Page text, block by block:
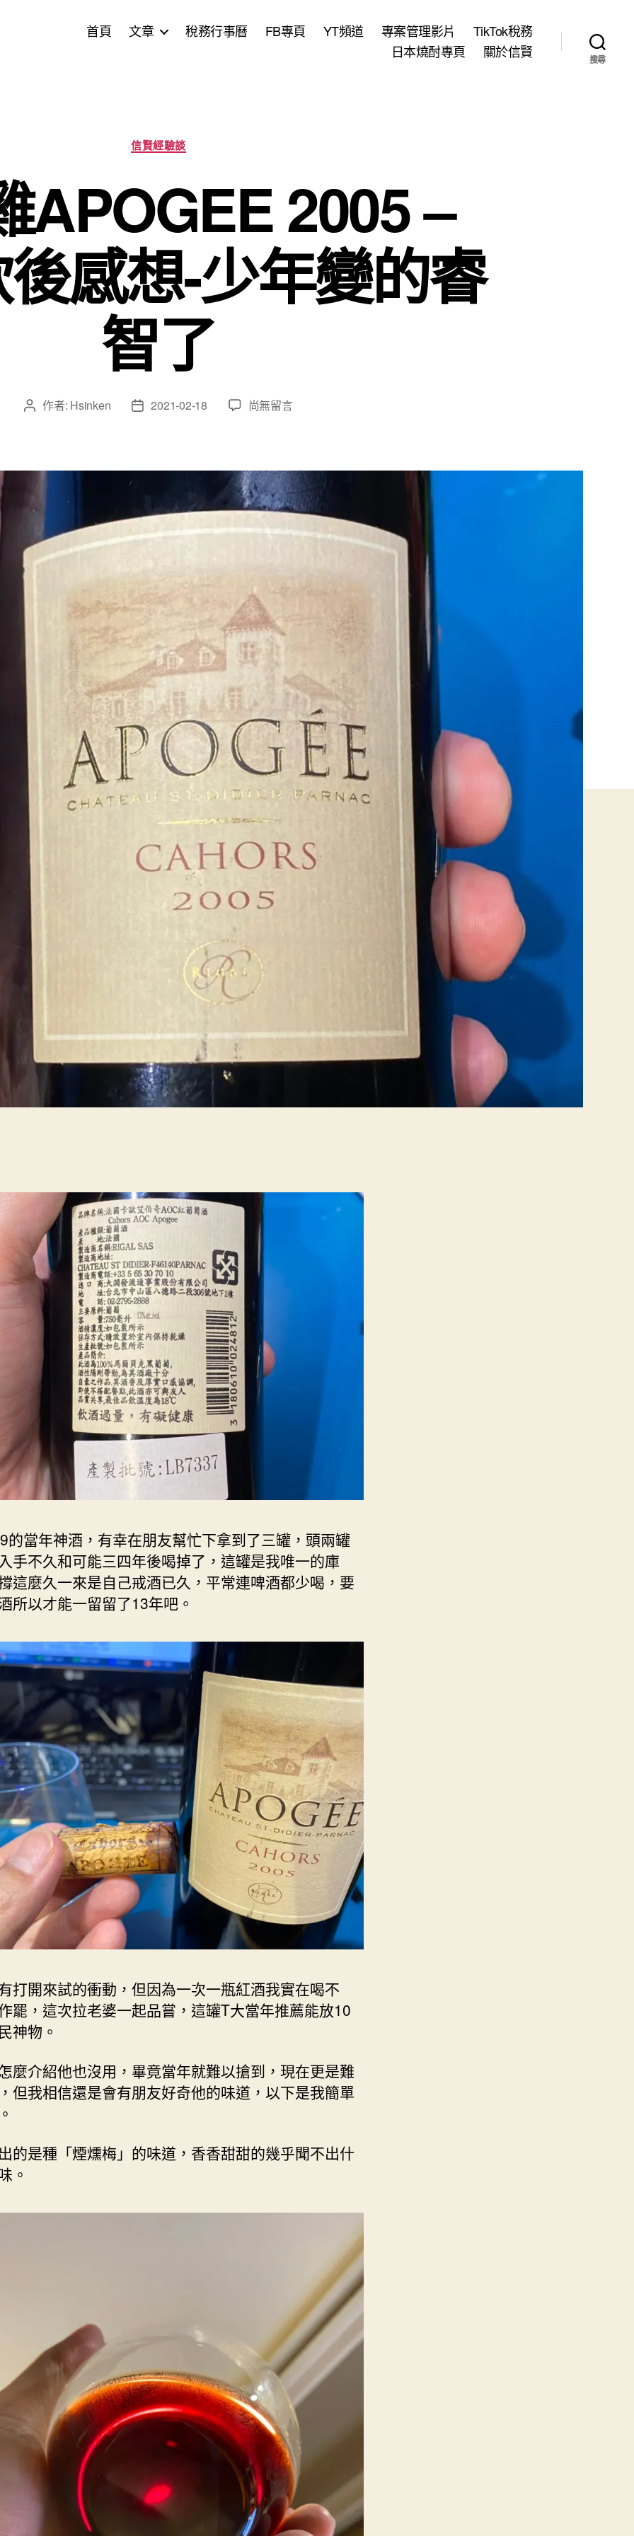
首頁 文章 稅務行事曆 FB專頁 YT頻道 專案管理影片
TikTok稅務
日本燒酎專頁
關於信賢 搜尋
分
類
信賢經驗談
APOGEE 2005 –
感想-少年變的睿
智了
文 作者: Hsinken
文
日
2021-02-18
在
APOGEE
2005
–
想-
少
年
變
的
了〉
中
尚無留言
的當年神酒，有幸在朋友幫忙下拿到了三罐，頭兩罐
手不久和可能三四年後喝掉了，這罐是我唯一的庫
這麼久一來是自己戒酒已久，平常連啤酒都少喝，要
所以才能一留留了13年吧。
打開來試的衝動，但因為一次一瓶紅酒我實在喝不
罷，這次拉老婆一起品嘗，這罐T大當年推薦能放10
神物。
麼介紹他也沒用，畢竟當年就難以搶到，現在更是難
但我相信還是會有朋友好奇他的味道，以下是我簡單
的是種「煙燻梅」的味道，香香甜甜的幾乎聞不出什
。